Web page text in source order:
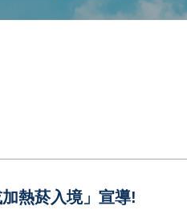
熱菸入境」宣導!